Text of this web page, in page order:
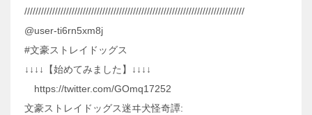
‎///////////////////////////////////////////////////////////////////////////////
@user-ti6rn5xm8j
#文豪ストレイドッグス
↓↓↓↓【始めてみました】↓↓↓↓
https://twitter.com/GOmq17252
文豪ストレイドッグス迷ヰ犬怪奇譚: